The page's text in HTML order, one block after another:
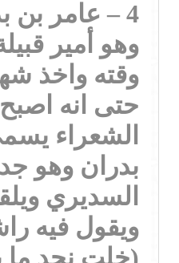
4 – عامر
وهو أمير
وقته واخذ
حتى انه
الشعراء
بدران وهو
السديري
ويقول فيه